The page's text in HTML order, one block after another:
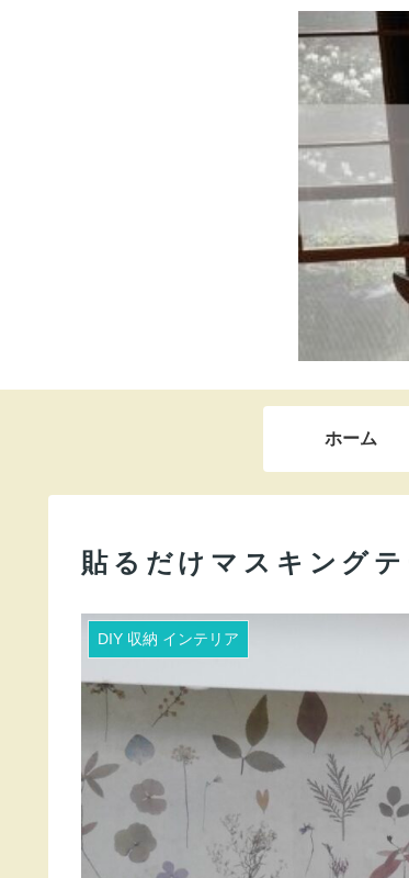
ホーム
貼るだけマスキング
DIY 収納 インテリア